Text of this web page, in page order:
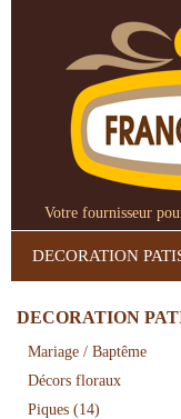
Votre fournisseur
DECORATION
DECORATION
Mariage / Baptême
Décors floraux
Piques (14)